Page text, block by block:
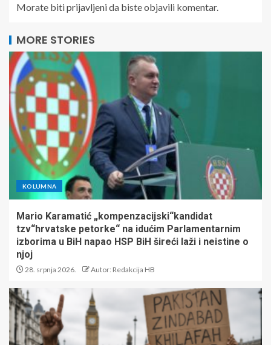
Morate bitiprijavljenida biste objavili komentar.
MORE STORIES
KOLUMNA
Mario Karamatić „kompenzacijski“kandidat
tzv“hrvatske petorke“ na idućim Parlamentarnim
izborima u BiH napao HSP BiH šireći laži i neistine o
njoj
28. srpnja 2026. Autor: Redakcija HB